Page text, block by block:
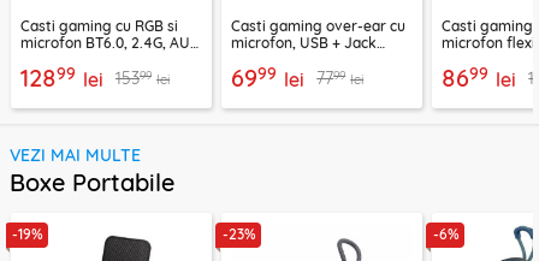
Casti gaming cu RGB si
microfon BT6.0, 2.4G, AUX
12899 lei 15399 lei
Casti gaming over-ear cu
microfon, USB + Jack
BO112
6999 lei 7799 lei
Casti gaming
microfon
8699 lei
VEZI MAI MULTE
Boxe Portabile
-19% -23% -6%